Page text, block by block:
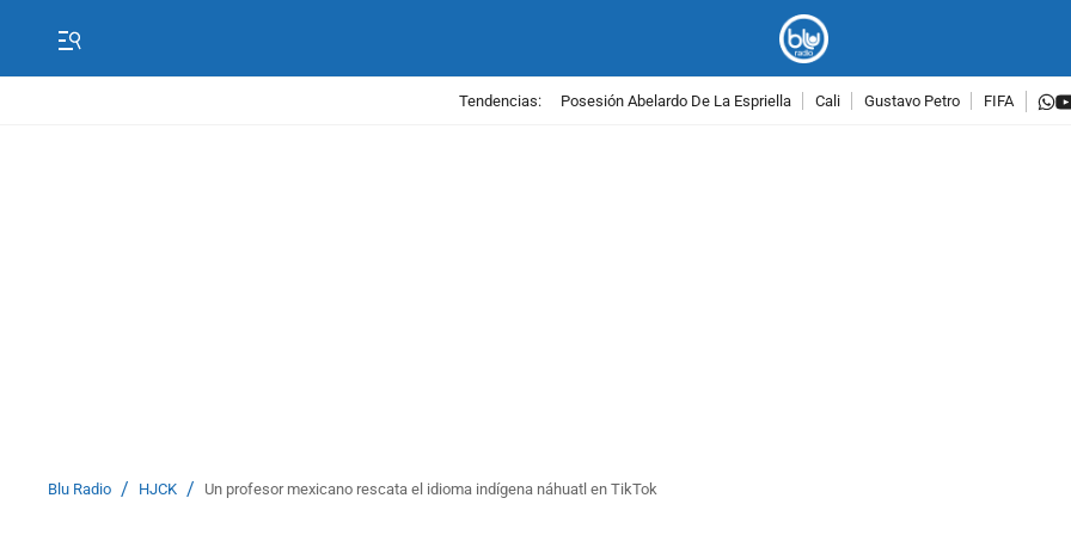
Tendencias: Posesión Abelardo De La Espriella Cali Gustavo Petro FIFA
Blu Radio / HJCK / Un profesor mexicano rescata el idioma indígena náhuatl en TikTok